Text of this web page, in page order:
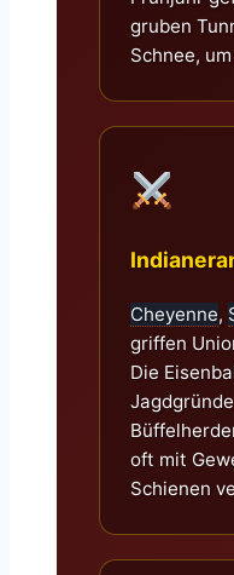
gruben
Schnee,
Cheyenne,
griffen
Die
oft mit
Schienen